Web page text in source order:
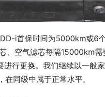
i首保时间为5000km或6
、空气滤芯每隔15000km
行更换。我们继续以一般
同级中属于正常水平。